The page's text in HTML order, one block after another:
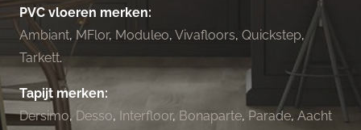
PVC vloeren merken:
Ambiant, MFlor, Moduleo, Vivafloors, Quickstep,
Tarkett.
Tapijt merken:
Dersimo, Desso, Interfloor, Bonaparte, Parade, Aacht